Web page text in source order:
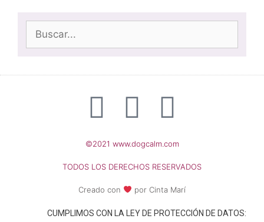
©2021 www.dogcalm.com
TODOS LOS DERECHOS RESERVADOS
Creado con por Cinta Marí
CUMPLIMOS CON LA LEY DE PROTECCIÓN DE DATOS: